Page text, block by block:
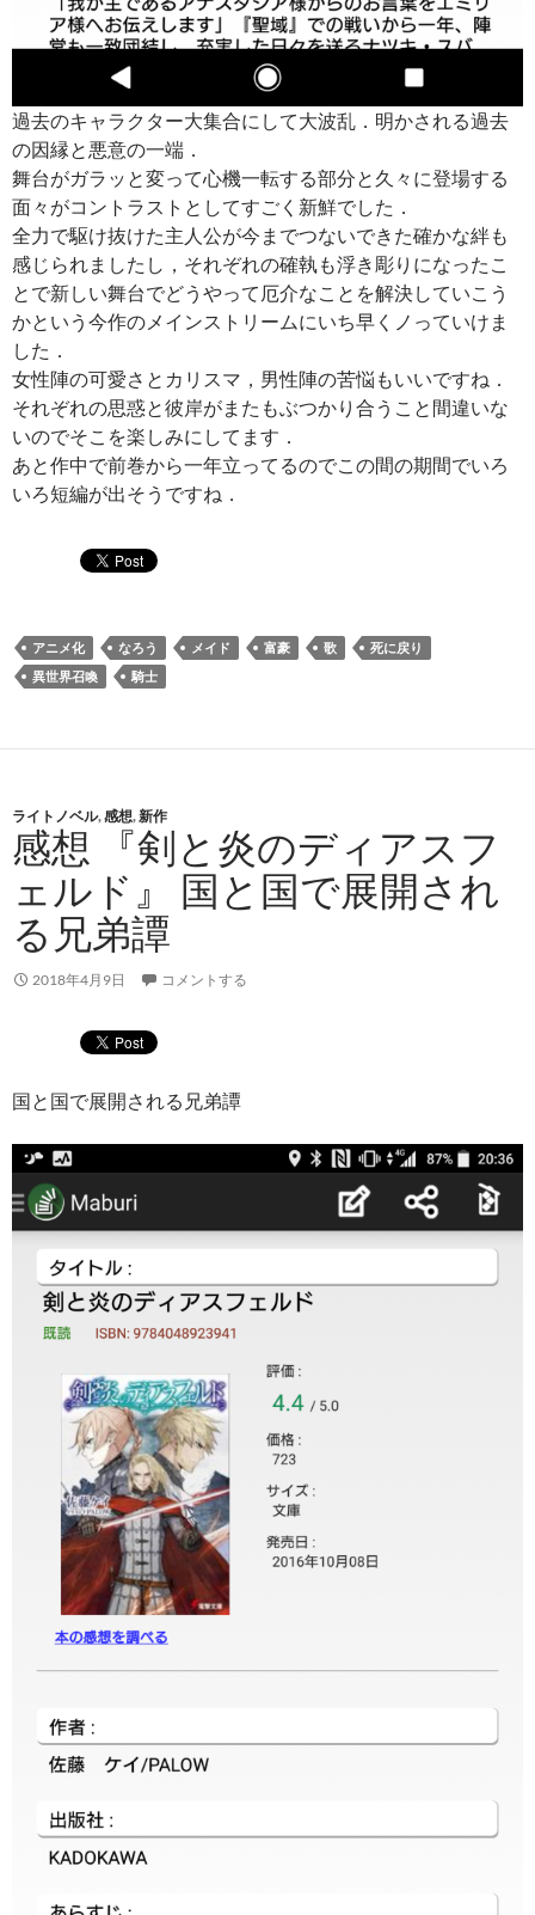
過去のキャラクター大集合にして大波乱．明かされる過去
の因縁と悪意の一端．
舞台がガラッと変って心機一転する部分と久々に登場する
面々がコントラストとしてすごく新鮮でした．
全力で駆け抜けた主人公が今までつないできた確かな絆も
感じられましたし，それぞれの確執も浮き彫りになったこ
とで新しい舞台でどうやって厄介なことを解決していこう
かという今作のメインストリームにいち早くノっていけま
した．
女性陣の可愛さとカリスマ，男性陣の苦悩もいいですね．
それぞれの思惑と彼岸がまたもぶつかり合うこと間違いな
いのでそこを楽しみにしてます．
あと作中で前巻から一年立ってるのでこの間の期間でいろ
いろ短編が出そうですね．
アニメ化 なろう メイド 富豪 歌
死に戻り
異世界召喚
騎士
ライトノベル,感想,新作
感想 『剣と炎のディアスフ
ェルド』 国と国で展開され
る兄弟譚
2018年4月9日 コメントする
国と国で展開される兄弟譚